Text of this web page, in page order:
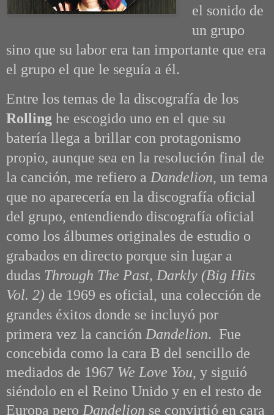
el sonido de
un grupo
sino que su labor era tan importante que era
el grupo el que le seguía a él.
Entre los temas de la discografía de los
Rolling he escogido uno en el que su
batería llega a brillar con protagonismo
propio, aunque sea en la resolución final de
la canción, me refiero a Dandelion, un tema
que no aparecería en la discografía oficial
del grupo, entendiendo discografía oficial
como los álbumes originales de estudio o
grabados en directo porque sin lugar a
dudas Through The Past, Darkly (Big Hits
Vol. 2) de 1969 es oficial, una colección de
grandes éxitos donde se incluyó por
primera vez la canción Dandelion. Fue
concebida como la cara B del sencillo de
mediados de 1967 We Love You, y siguió
siéndolo en el Reino Unido y en el resto de
Europa pero Dandelion se convirtió en cara